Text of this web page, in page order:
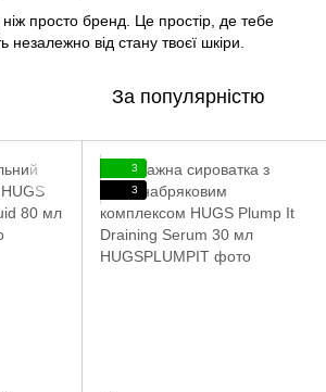
просто бренд. Це простір, де тебе
від стану твоєї шкіри.
За популярністю
3
3